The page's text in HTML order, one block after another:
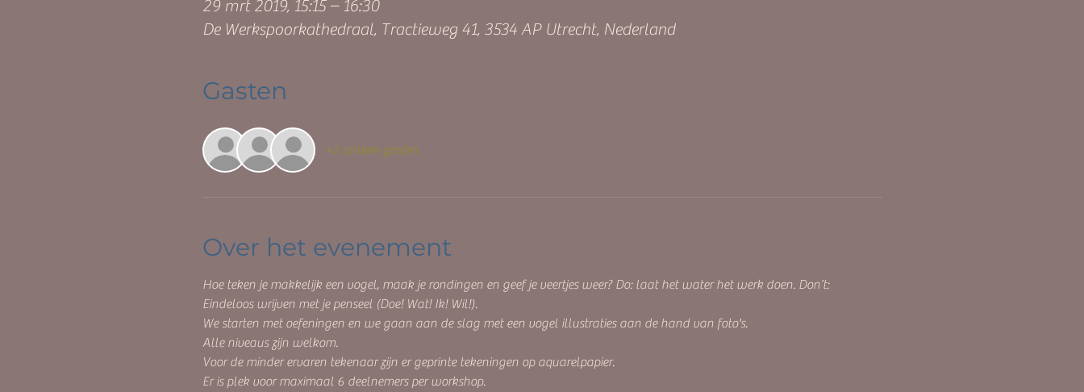
29 mrt 2019, 15:15 – 16:30
De Werkspoorkathedraal, Tractieweg 41, 3534 AP Utrecht, Nederland
Gasten
+2 andere gasten
Over het evenement
Hoe teken je makkelijk een vogel, maak je rondingen en geef je veertjes weer? Do: laat het water het werk doen. Don’t:
Eindeloos wrijven met je penseel (Doe! Wat! Ik! Wil!).
We starten met oefeningen en we gaan aan de slag met een vogel illustraties aan de hand van foto's.
Alle niveaus zijn welkom.
Voor de minder ervaren tekenaar zijn er geprinte tekeningen op aquarelpapier.
Er is plek voor maximaal 6 deelnemers per workshop.